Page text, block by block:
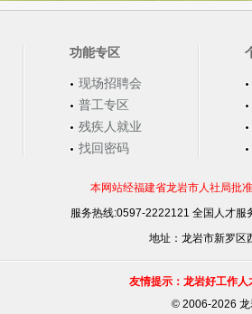
功能专区
现场招聘会
普工专区
残疾人就业
找回密码
本网站经福建省龙岩市人社局批
服务热线:0597-2222121 全国人才
地址：龙岩市新罗区
友情提示：龙岩好工作
©2006-2026 龙